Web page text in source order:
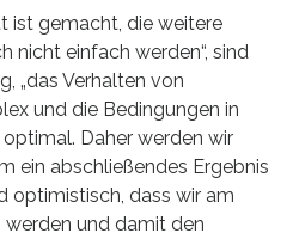
ist gemacht, die weitere
nicht einfach werden“, sind
„das Verhalten von
und die Bedingungen in
Daher werden wir
ein abschließendes Ergebnis
optimistisch, dass wir am
werden und damit den